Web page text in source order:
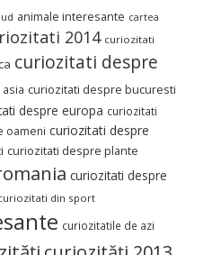
animale interesante cartea
2014 curiozitati
curiozitati despre
curiozitati despre bucuresti
despre europa curiozitati
oameni curiozitati despre
curiozitati despre plante
curiozitati despre
din sport
curiozitatile de azi